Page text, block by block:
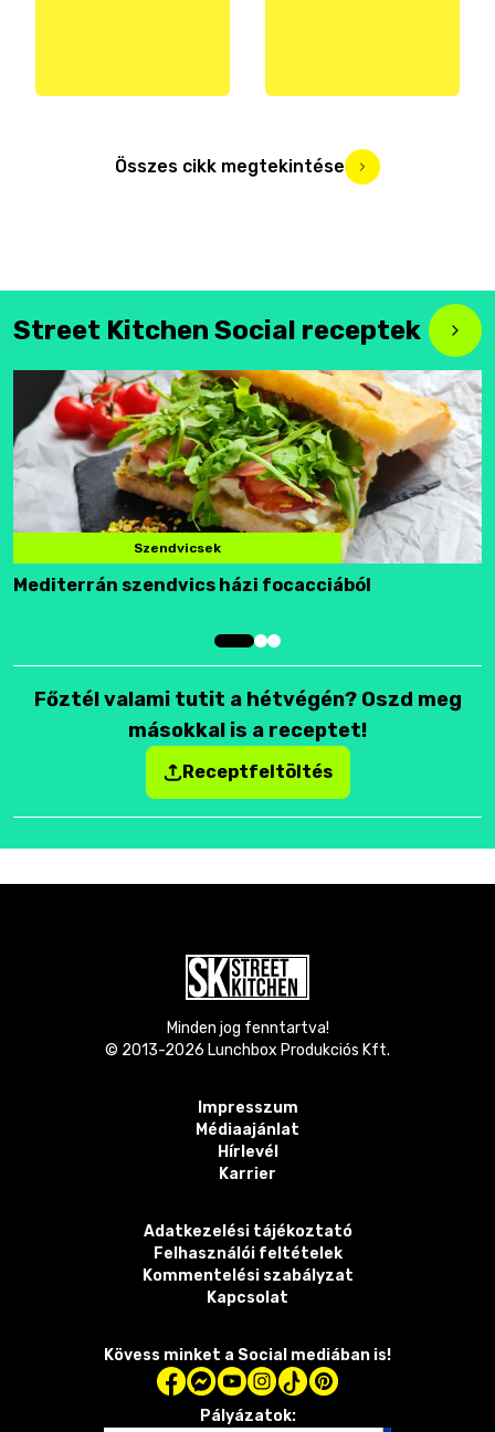
Összes cikk megtekintése
Street Kitchen Social receptek
Szendvicsek
Mediterrán szendvics házi focacciából
Főztél valami tutit a hétvégén? Oszd meg
másokkal is a receptet!
Receptfeltöltés
Minden jog fenntartva!
© 2013-2026 Lunchbox Produkciós Kft.
Impresszum
Médiaajánlat
Hírlevél
Karrier
Adatkezelési tájékoztató
Felhasználói feltételek
Kommentelési szabályzat
Kapcsolat
Kövess minket a Social mediában is!
Pályázatok: